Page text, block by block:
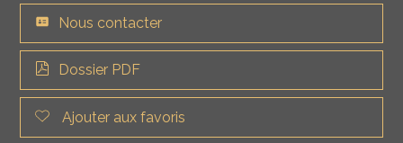
Nous contacter
Dossier PDF
Ajouter aux favoris